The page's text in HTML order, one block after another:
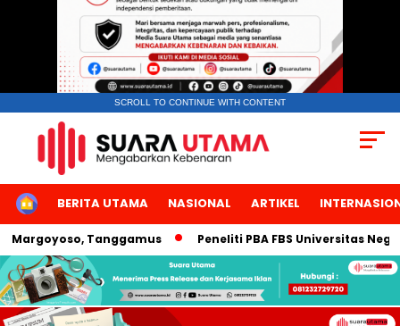
SCROLL TO CONTINUE WITH CONTENT
HOMEBERITA UTAMA NASIONAL ARTIKEL
Tanggamus Peneliti PBA FBS Universitas